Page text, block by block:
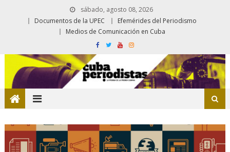
sábado, agosto 08, 2026
Documentos de la UPEC
Efemérides del Periodismo
Medios de Comunicación en Cuba